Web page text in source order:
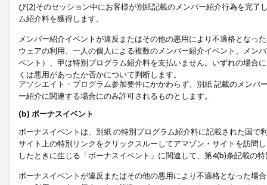
び(2)そのセッション中にお客様が別紙記載のメンバー紹介行為を完了
ム紹介料を獲得します。
メンバー紹介イベントが違反またはその他の悪用により不適格となっ
ウェアの利用、一人の個人による複数のメンバー紹介イベント、メン
ベント）、甲は特別プログラム紹介料を支払いません。いずれの場合
くは悪用があったか否かについて判断します。
アソシエイト・プログラム参加要件にかかわらず、 別紙記載のメンバ
ー紹介に関連する場合にのみ許可されるものとします。
(b) ボーナスイベント
ボーナスイベントは、 別紙の特別プログラム紹介料に記載された国で
サイト上の特別リンクをクリックスルーしてアマゾン・サイトを訪問
したときに生じる「ボーナスイベント」に関連して、第4(b)条記載の
ボーナスイベントが違反またはその他の悪用により不適格となった場